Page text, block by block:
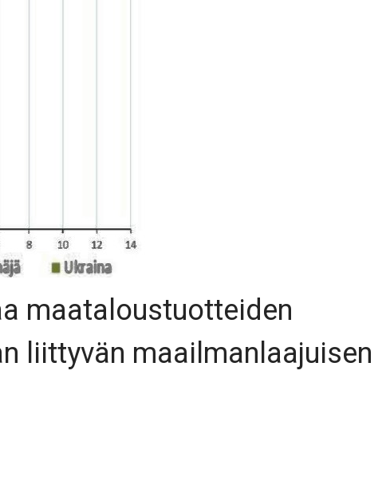
maataloustuotteiden
liittyvän maailmanlaajuisen